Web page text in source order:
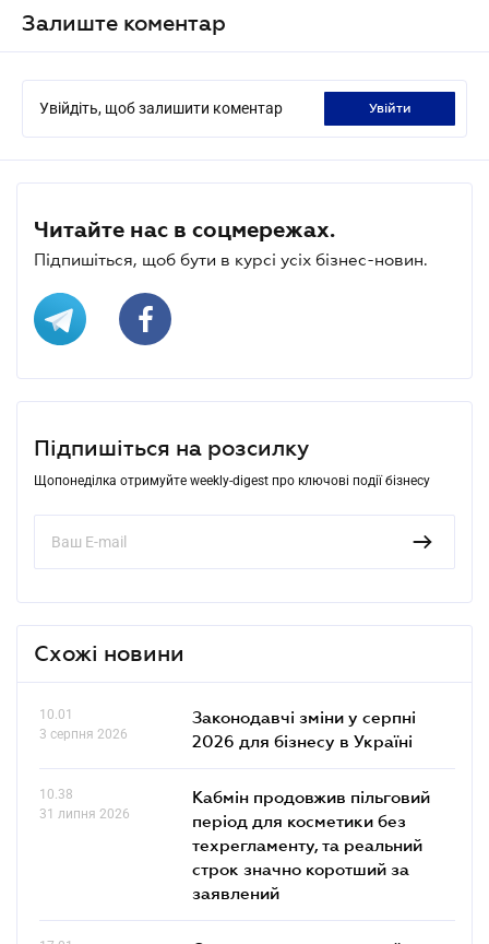
Залиште коментар
Увійдіть, щоб залишити коментар увійти
Читайте нас в соцмережах.
Підпишіться, щоб бути в курсі усіх бізнес-новин.
Підпишіться на розсилку
Щопонеділка отримуйте weekly-digest про ключові події бізнесу
Схожі новини
10.01
3 серпня 2026
Законодавчі зміни у серпні
2026 для бізнесу в Україні
10.38
31 липня 2026
Кабмін продовжив пільговий
період для косметики без
техрегламенту, та реальний
строк значно коротший за
заявлений